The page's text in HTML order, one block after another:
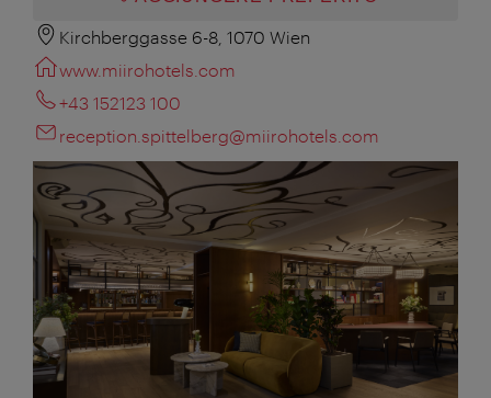
Kirchberggasse 6-8, 1070 Wien
www.miirohotels.com
+43 152123 100
reception.spittelberg@miirohotels.com